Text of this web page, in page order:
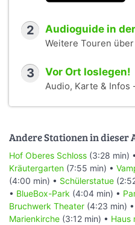
2 Audioguide in
Weitere Touren
3 Vor Ort loslegen!
Audio, Karte & Infos
Andere Stationen in dieser
Hof Oberes Schloss (3:28 min) •
Kräutergarten (7:55 min) •
(4:00 min) • Schülerstatue
• BlueBox-Park (4:04 min) •
Bruchwerk Theater (4:23 min) •
Marienkirche (3:12 min) • Haus